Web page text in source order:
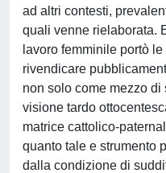
ad altri contesti,
quali venne rielaborata.
lavoro femminile portò
rivendicare
non solo come mezzo
visione tardo
matrice cattolico-
quanto tale e strumento
dalla condizione di